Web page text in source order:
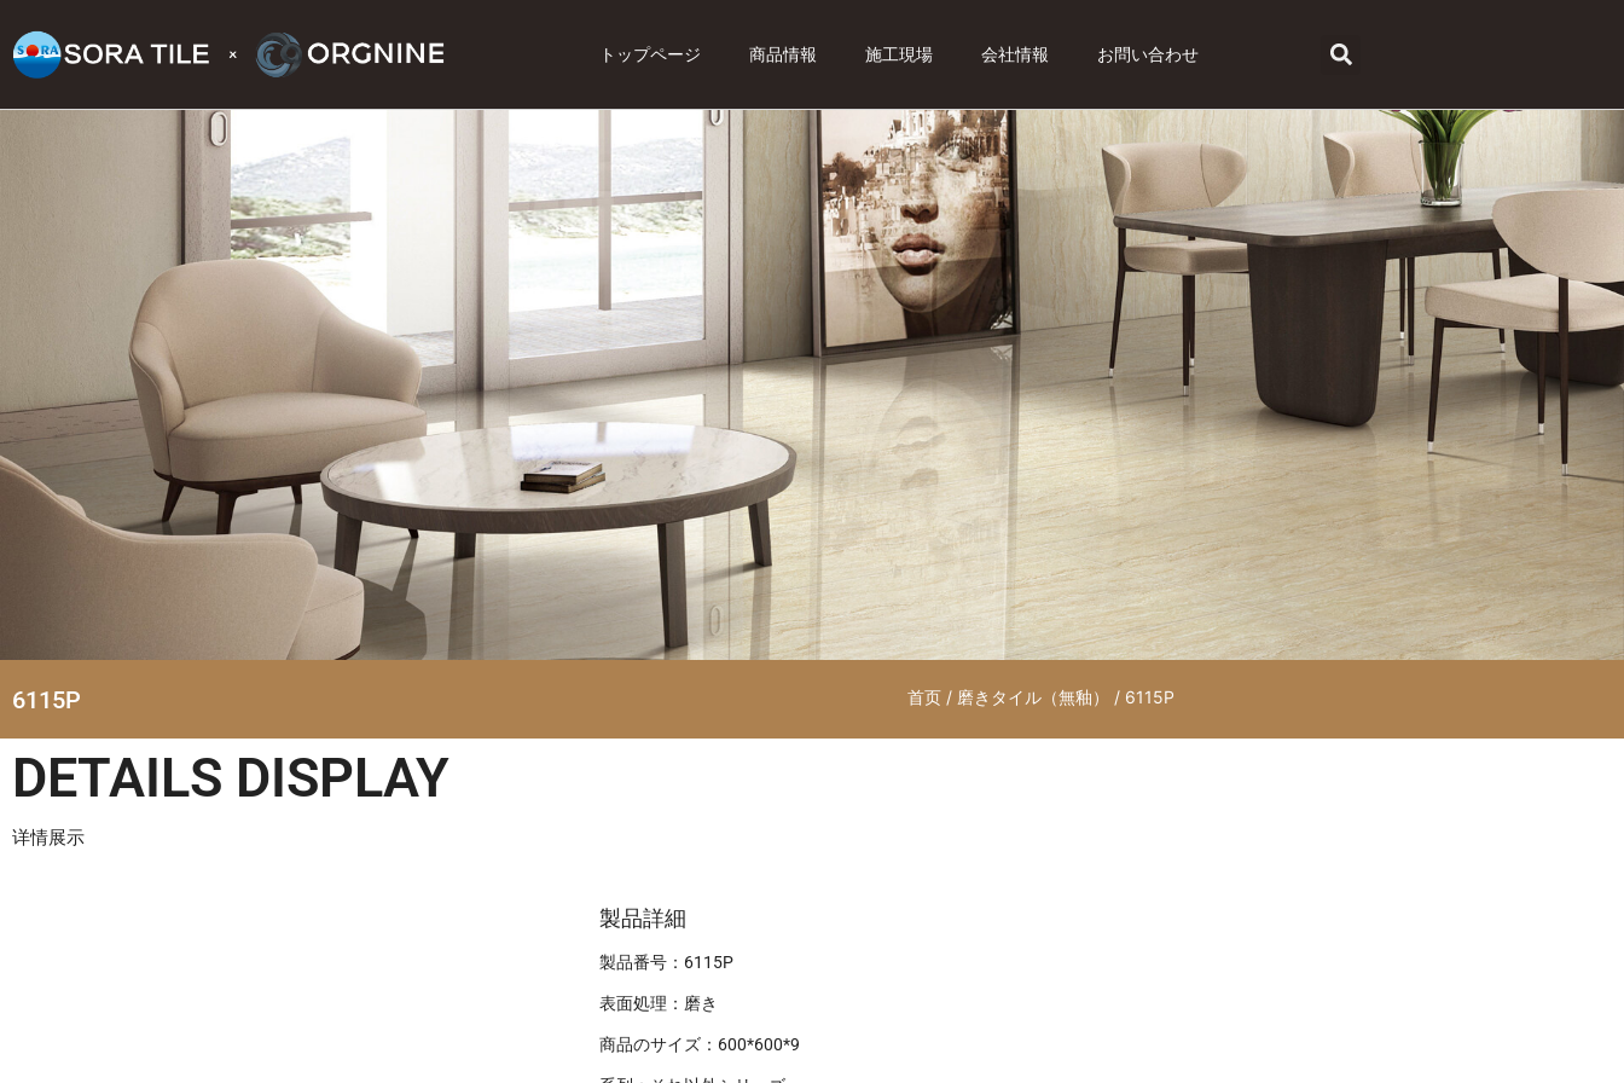
トップページ 商品情報 施工現場 会社情報 お問い合わせ
6115P 首页 / 磨きタイル（無釉） / 6115P
DETAILS DISPLAY
详情展示
製品詳細
製品番号：6115P
表面処理：磨き
商品のサイズ：600*600*9